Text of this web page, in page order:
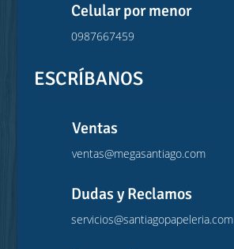
Celular por menor
0987667459
ESCRÍBANOS
Ventas
ventas@megasantiago.com
Dudas y Reclamos
servicios@santiagopapeleria.com